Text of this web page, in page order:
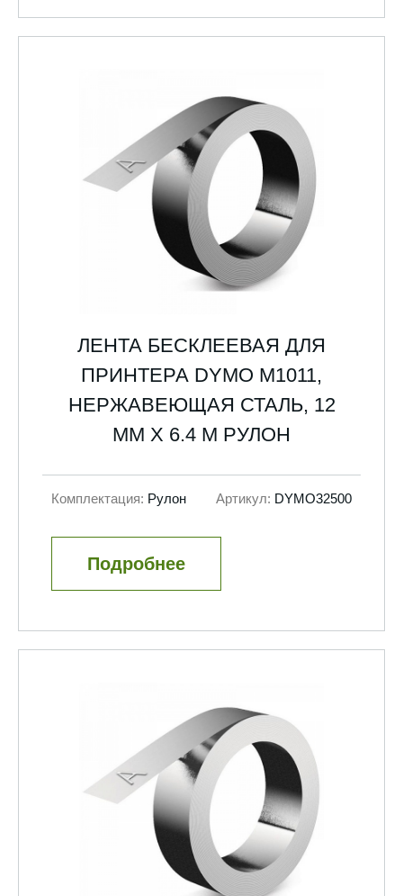
ЛЕНТА БЕСКЛЕЕВАЯ ДЛЯ
ПРИНТЕРА DYMO M1011,
НЕРЖАВЕЮЩАЯ СТАЛЬ, 12
ММ Х 6.4 М РУЛОН
Комплектация: Рулон Артикул: DYMO32500
Подробнее